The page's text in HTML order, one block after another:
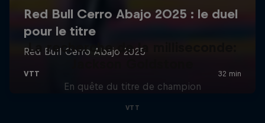
La recherche de la milliseconde:
En quête du titre de champion
VTT